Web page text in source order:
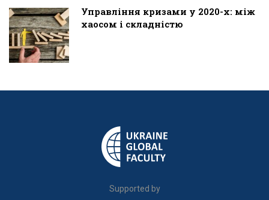
Управління кризами у 2020-х: між
хаосом і складністю
Supported by